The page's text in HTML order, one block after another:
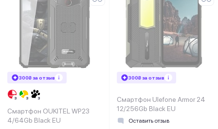
300₴ за отзыв
Смартфон OUKITEL WP23
4/64Gb Black EU
300₴ за отзыв
Смартфон Ulefone Armor 24
12/256Gb Black EU
Оставить отзыв